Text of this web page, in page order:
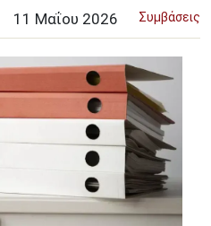
Συμβάσεις
11 Μαΐου 2026